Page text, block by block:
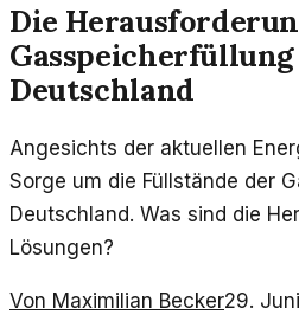
Die
Deutschland
Angesichts der aktuellen
Sorge um die Füllstände der
Deutschland. Was sind die
Lösungen?
Von Maximilian Becker29.